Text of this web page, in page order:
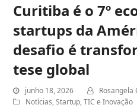
Curitiba é o 7º
startups da
desafio é
tese global
junho 18, 2026
Rosangela
Notícias,Startup,TIC e Inovação